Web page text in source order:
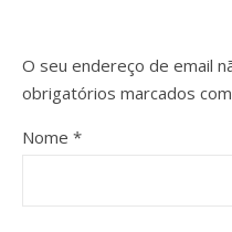
O seu endereço de email
obrigatórios marcados com
Nome *